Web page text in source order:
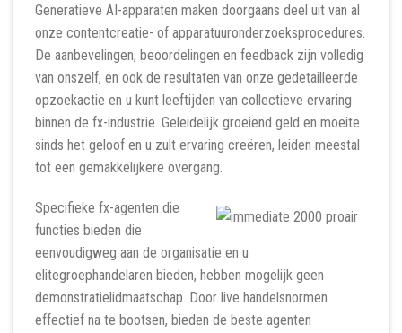
Generatieve AI-apparaten maken doorgaans deel uit van al
onze contentcreatie- of apparatuuronderzoeksprocedures.
De aanbevelingen, beoordelingen en feedback zijn volledig
van onszelf, en ook de resultaten van onze gedetailleerde
opzoekactie en u kunt leeftijden van collectieve ervaring
binnen de fx-industrie. Geleidelijk groeiend geld en moeite
sinds het geloof en u zult ervaring creëren, leiden meestal
tot een gemakkelijkere overgang.
Specifieke fx-agenten die
functies bieden die
eenvoudigweg aan de organisatie en u
elitegroephandelaren bieden, hebben mogelijk geen
demonstratielidmaatschap. Door live handelsnormen
effectief na te bootsen, bieden de beste agenten